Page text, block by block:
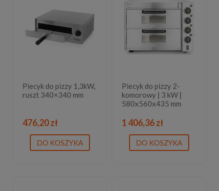
Piecyk do pizzy 1,3kW,
ruszt 340×340 mm
476,20 zł
DO KOSZYKA
Piecyk do pizzy 2-
komorowy | 3 kW |
580x560x435 mm
1 406,36 zł
DO KOSZYKA